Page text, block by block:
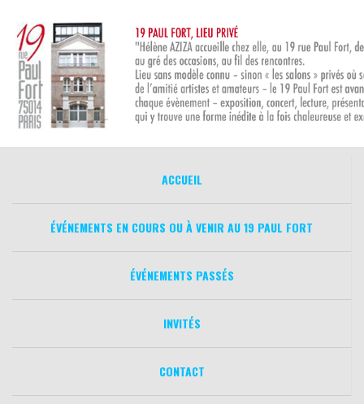
contenu
ACCUEIL
ÉVÉNEMENTS EN COURS OU À VENIR AU 19 PAUL FORT
ÉVÉNEMENTS PASSÉS
INVITÉS
CONTACT